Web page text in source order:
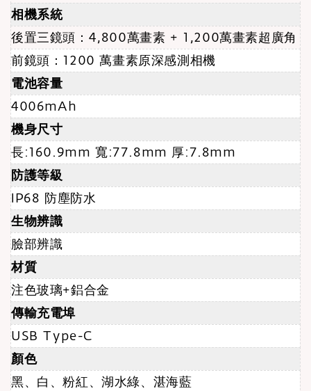
相機系統
後置三鏡頭：4,800萬畫素 + 1,200萬畫素超廣角
前鏡頭：1200 萬畫素原深感測相機
電池容量
4006mAh
機身尺寸
長:160.9mm 寬:77.8mm 厚:7.8mm
防護等級
IP68 防塵防水
生物辨識
臉部辨識
材質
注色玻璃+鋁合金
傳輸充電埠
USB Type-C
顏色
黑、白、粉紅、湖水綠、湛海藍